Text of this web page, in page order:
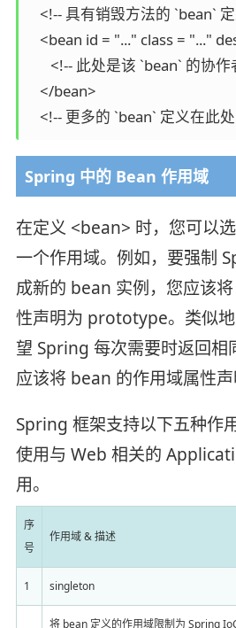
<!-- 具有销毁方法的 `bean`
<bean id = "..." class = "..."
<!-- 此处是该 `bean` 的协
   </bean>
<!-- 更多的 `bean` 定义在此处
Spring 中的 Bean 作用域
在定义 <bean> 时，您可以
一个作用域。例如，要强制
成新的 bean 实例，您应该
性声明为 prototype。类似
望 Spring 每次需要时返回相
应该将 bean 的作用域属性
Spring 框架支持以下五种作
使用与 Web 相关的
用。
序
号
作用域 & 描述
1 singleton
将 bean 定义的作用域限制为 Spring